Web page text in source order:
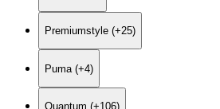
Premiumstyle (+25)
Puma (+4)
Quantum (+106)